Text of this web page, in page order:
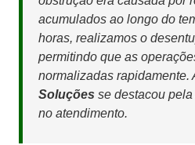
acumulados ao longo do
horas, realizamos o
permitindo que as
normalizadas rapidamente.
Soluções se destacou
no atendimento.